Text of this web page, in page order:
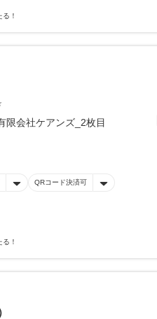
！
QRコード決済可
！